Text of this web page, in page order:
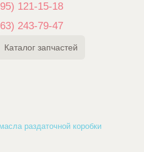
121-15-18
243-79-47
Каталог запчастей
раздаточной коробки